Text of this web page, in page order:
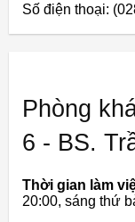
Số điện thoại:
Phòng
6 - BS.
Thời gian làm
20:00, sáng thứ